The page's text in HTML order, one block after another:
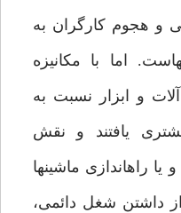
و هجوم کارگران به
اما با مکانیزه
و ابزار نسبت به
یافتند و نقش
راه‏اندازى ماشین‏ها
داشتن شغل دائمى،